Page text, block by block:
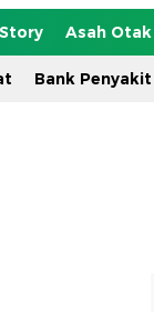
Asah Otak
Bank Penyakit